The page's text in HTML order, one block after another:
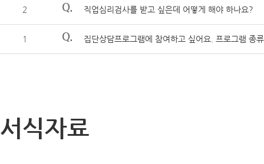
2 Q. 직업심리검사를 받고 싶은데 어떻게 해야 하나요?
1 Q. 집단상담프로그램에 참여하고 싶어요. 프로그램 종
서식자료